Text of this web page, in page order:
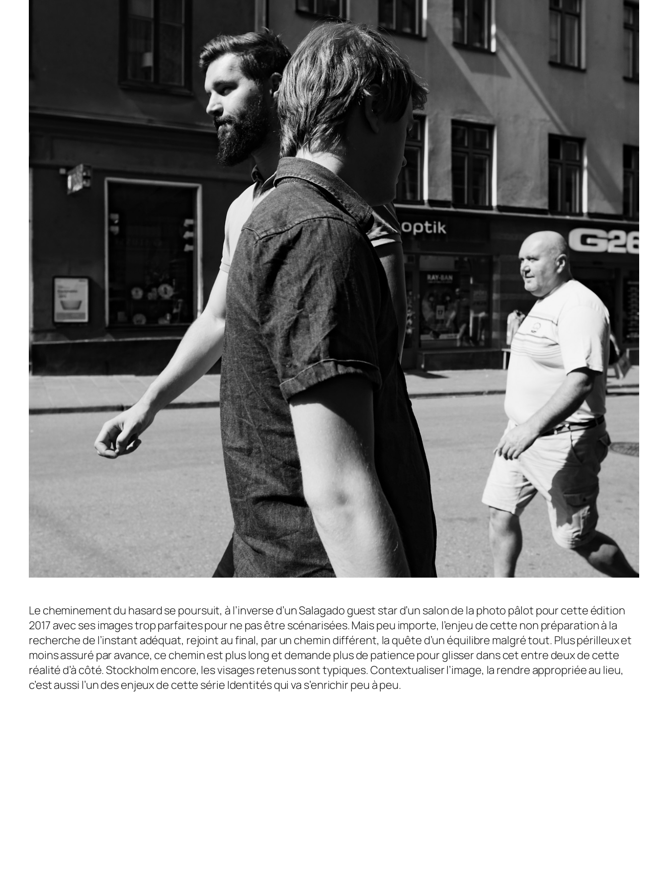
Le cheminement du hasard se poursuit, à l’inverse d’un Salagado guest star d’un salon de la photo pâlot pour cette édition
2017 avec ses images trop parfaites pour ne pas être scénarisées. Mais peu importe, l’enjeu de cette non préparation à la
recherche de l’instant adéquat, rejoint au final, par un chemin différent, la quête d’un équilibre malgré tout. Plus périlleux et
moins assuré par avance, ce chemin est plus long et demande plus de patience pour glisser dans cet entre deux de cette
réalité d’à côté. Stockholm encore, les visages retenus sont typiques. Contextualiser l’image, la rendre appropriée au lieu,
c’est aussi l’un des enjeux de cette série Identités qui va s’enrichir peu à peu.